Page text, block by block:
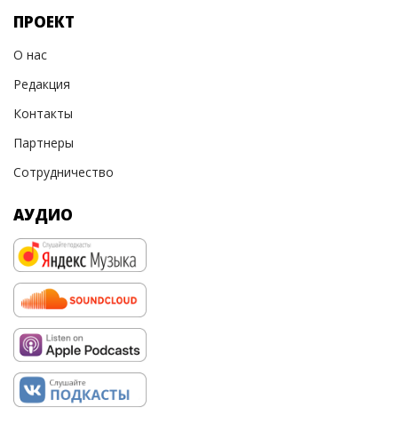
ПРОЕКТ
О нас
Редакция
Контакты
Партнеры
Сотрудничество
АУДИО